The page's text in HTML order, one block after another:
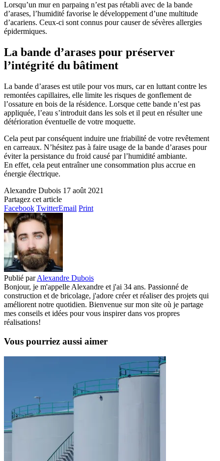
Lorsqu’un mur en parpaing n’est pas rétabli avec de la bande
d’arases, l’humidité favorise le développement d’une multitude
d’acariens. Ceux-ci sont connus pour causer de sévères allergies
épidermiques.
La bande d’arases pour préserver
l’intégrité du bâtiment
La bande d’arases est utile pour vos murs, car en luttant contre les
remontées capillaires, elle limite les risques de gonflement de
l’ossature en bois de la résidence. Lorsque cette bande n’est pas
appliquée, l’eau s’introduit dans les sols et il peut en résulter une
détérioration éventuelle de votre moquette.
Cela peut par conséquent induire une friabilité de votre revêtement
en carreaux. N’hésitez pas à faire usage de la bande d’arases pour
éviter la persistance du froid causé par l’humidité ambiante.
En effet, cela peut entraîner une consommation plus accrue en
énergie électrique.
Alexandre Dubois 17 août 2021
Partagez cet article
Facebook TwitterEmail Print
Publié par Alexandre Dubois
Bonjour, je m'appelle Alexandre et j'ai 34 ans. Passionné de
construction et de bricolage, j'adore créer et réaliser des projets qui
améliorent notre quotidien. Bienvenue sur mon site où je partage
mes conseils et idées pour vous inspirer dans vos propres
réalisations!
Vous pourriez aussi aimer